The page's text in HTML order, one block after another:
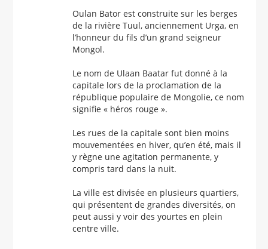
Oulan Bator est construite sur les berges
de la rivière Tuul, anciennement Urga, en
l’honneur du fils d’un grand seigneur
Mongol.
Le nom de Ulaan Baatar fut donné à la
capitale lors de la proclamation de la
république populaire de Mongolie, ce nom
signifie « héros rouge ».
Les rues de la capitale sont bien moins
mouvementées en hiver, qu’en été, mais il
y règne une agitation permanente, y
compris tard dans la nuit.
La ville est divisée en plusieurs quartiers,
qui présentent de grandes diversités, on
peut aussi y voir des yourtes en plein
centre ville.